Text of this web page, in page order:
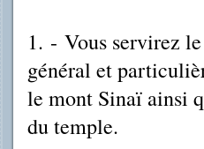
1. - Vous servirez
général et
le mont Sinaï ainsi
du temple.